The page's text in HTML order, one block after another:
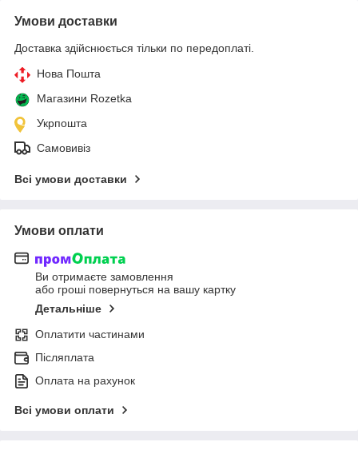
Умови доставки
Доставка здійснюється тільки по передоплаті.
Нова Пошта
Магазини Rozetka
Укрпошта
Самовивіз
Всі умови доставки
Умови оплати
Ви отримаєте замовлення
або гроші повернуться на вашу картку
Детальніше
Оплатити частинами
Післяплата
Оплата на рахунок
Всі умови оплати